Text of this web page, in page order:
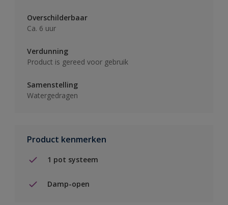
Overschilderbaar
Ca. 6 uur
Verdunning
Product is gereed voor gebruik
Samenstelling
Watergedragen
Product kenmerken
1 pot systeem
Damp-open